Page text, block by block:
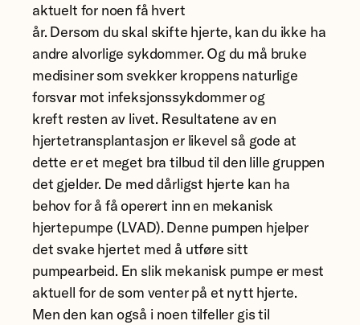
aktuelt for noen få hvert
år. Dersom du skal skifte hjerte, kan du ikke ha
andre alvorlige sykdommer. Og du må bruke
medisiner som svekker kroppens naturlige
forsvar mot infeksjonssykdommer og
kreft resten av livet. Resultatene av en
hjertetransplantasjon er likevel så gode at
dette er et meget bra tilbud til den lille gruppen
det gjelder. De med dårligst hjerte kan ha
behov for å få operert inn en mekanisk
hjertepumpe (LVAD). Denne pumpen hjelper
det svake hjertet med å utføre sitt
pumpearbeid. En slik mekanisk pumpe er mest
aktuell for de som venter på et nytt hjerte.
Men den kan også i noen tilfeller gis til